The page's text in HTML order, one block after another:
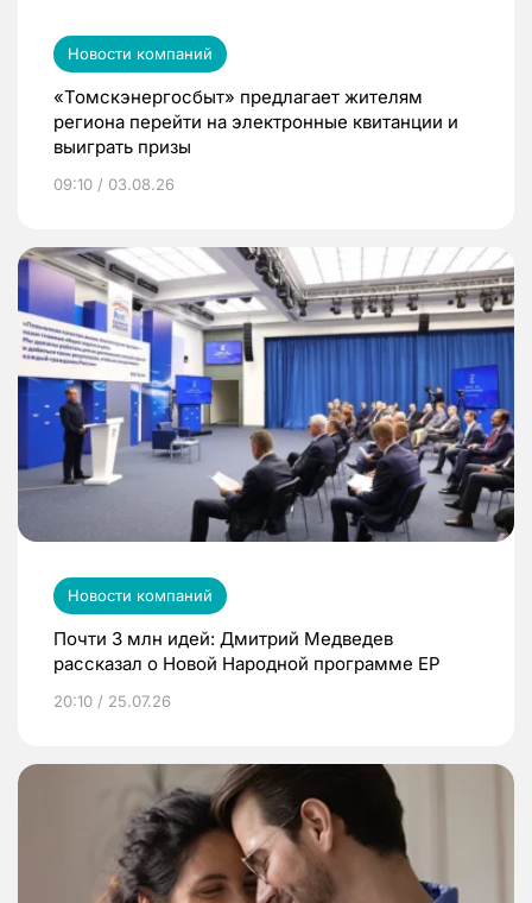
Новости компаний
«Томскэнергосбыт» предлагает жителям
региона перейти на электронные квитанции и
выиграть призы
09:10 / 03.08.26
Новости компаний
Почти 3 млн идей: Дмитрий Медведев
рассказал о Новой Народной программе ЕР
20:10 / 25.07.26